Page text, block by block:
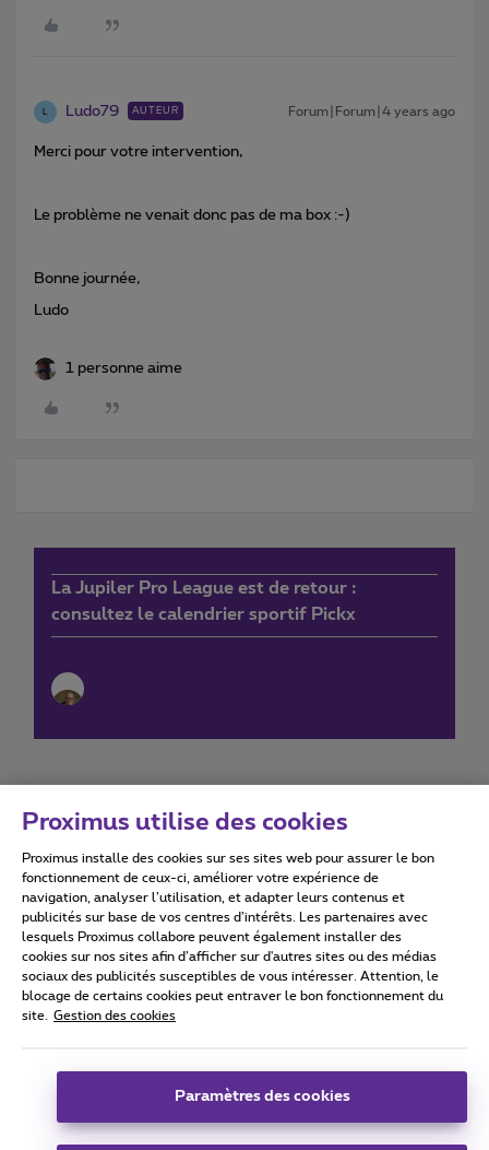
Ludo79 AUTEUR Forum|Forum|4 years ago
Merci pour votre intervention,
Le problème ne venait donc pas de ma box :-)
Bonne journée,
Ludo
1 personne aime
La Jupiler Pro League est de retour :
consultez le calendrier sportif Pickx
Conditions d'utilisation Accessibility statement
Tous droits réservés. © 2026 Proximus
Conditions générales, info consommateur
Coordonnées de l’entreprise
Boulevard du Roi Albert II 27 - B-1030 Bruxelles.
Proximus utilise des cookies
Proximus installe des cookies sur ses sites web pour assurer le bon
fonctionnement de ceux-ci, améliorer votre expérience de
navigation, analyser l’utilisation, et adapter leurs contenus et
publicités sur base de vos centres d’intérêts. Les partenaires avec
lesquels Proximus collabore peuvent également installer des
cookies sur nos sites afin d’afficher sur d'autres sites ou des médias
sociaux des publicités susceptibles de vous intéresser. Attention, le
blocage de certains cookies peut entraver le bon fonctionnement du
site.
Gestion des cookies
Paramètres des cookies